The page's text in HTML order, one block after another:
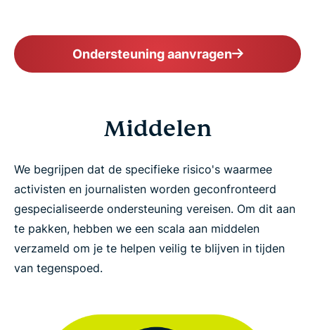
Ondersteuning aanvragen
Middelen
We begrijpen dat de specifieke risico's waarmee
activisten en journalisten worden geconfronteerd
gespecialiseerde ondersteuning vereisen. Om dit aan
te pakken, hebben we een scala aan middelen
verzameld om je te helpen veilig te blijven in tijden
van tegenspoed.